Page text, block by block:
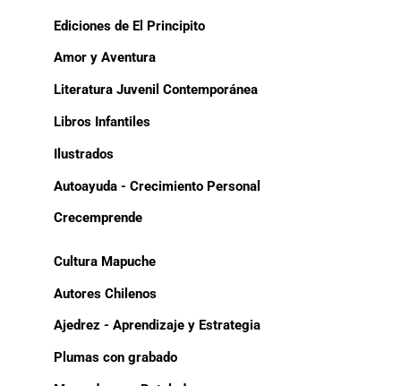
Ediciones de El Principito
Amor y Aventura
Literatura Juvenil Contemporánea
Libros Infantiles
Ilustrados
Autoayuda - Crecimiento Personal
Crecemprende
Cultura Mapuche
Autores Chilenos
Ajedrez - Aprendizaje y Estrategia
Plumas con grabado